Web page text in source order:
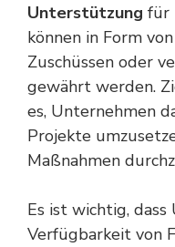
Unterstützung für
können in Form
Zuschüssen oder
gewährt werden.
es, Unternehmen
Projekte
Maßnahmen
Es ist wichtig,
Verfügbarkeit von